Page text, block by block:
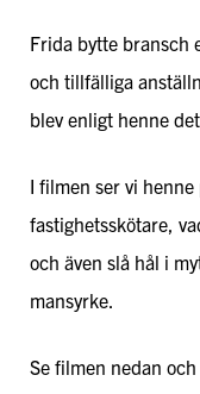
Frida bytte bransch
och tillfälliga
blev enligt henne
I filmen ser vi
fastighetsskötare,
och även slå hål i
mansyrke.
Se filmen nedan